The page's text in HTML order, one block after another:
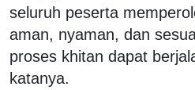
seluruh peserta
aman, nyaman, dan
proses khitan dapat
katanya.